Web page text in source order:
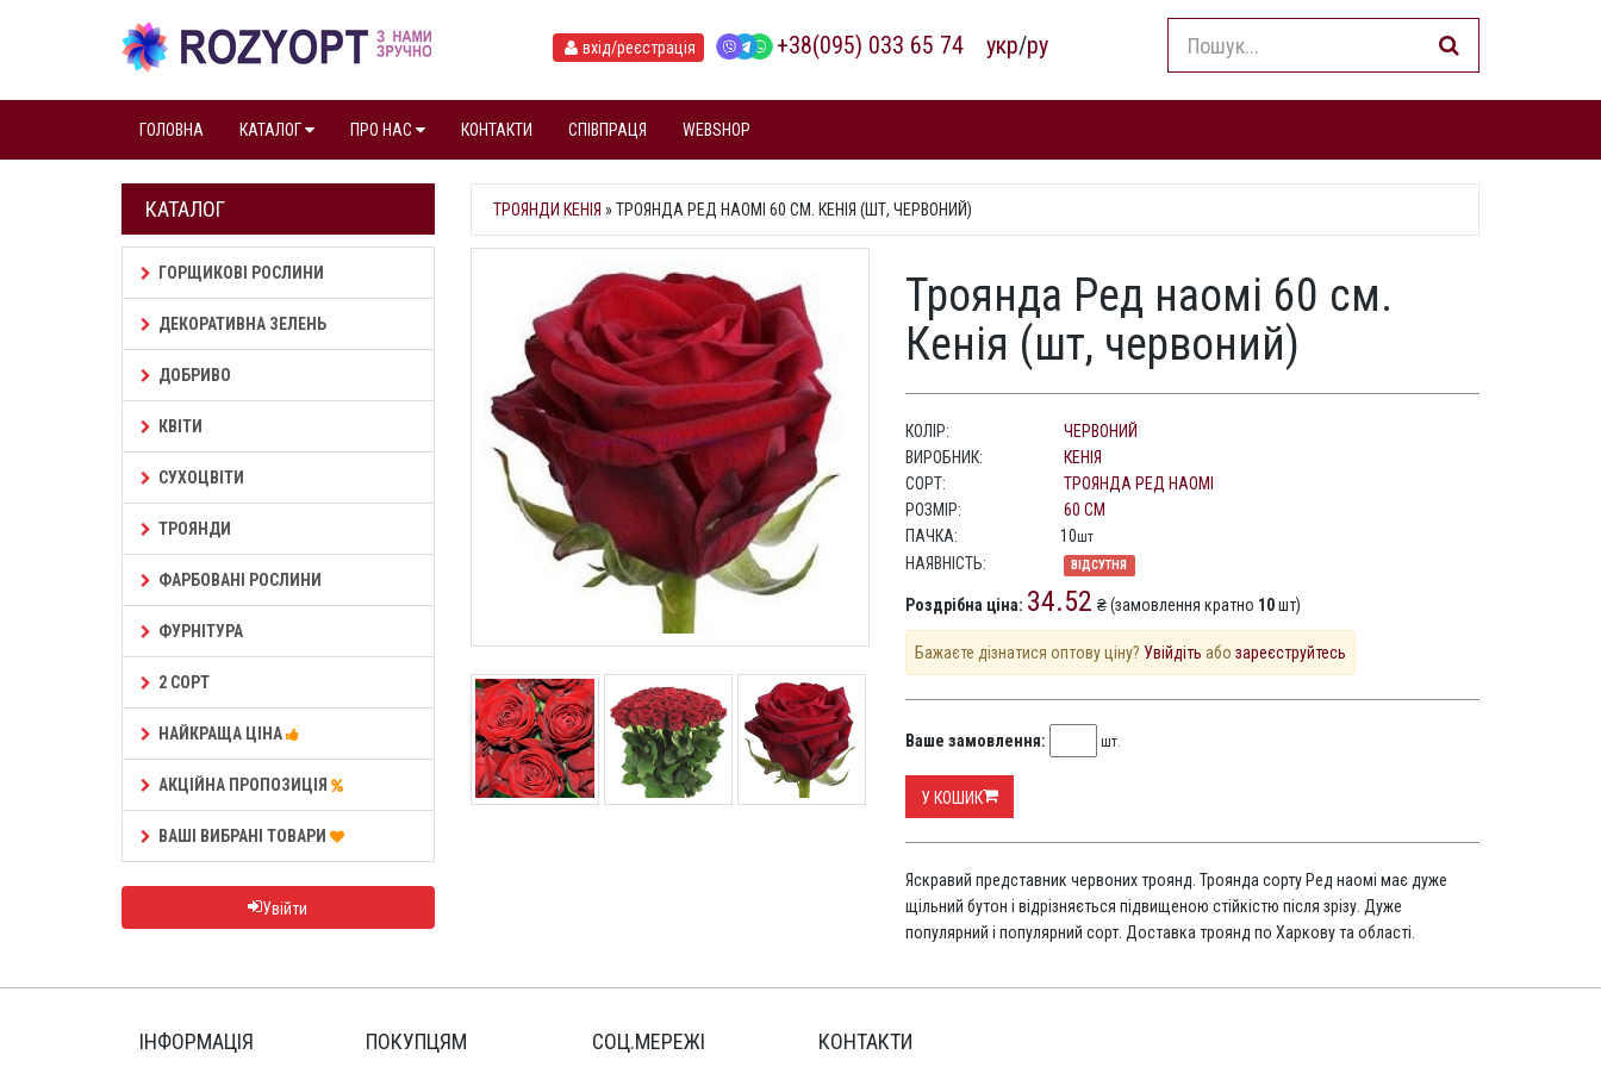
вхід/реєстрація +38(095) 033 65 74 укр/ру
ГОЛОВНА КАТАЛОГ ПРО НАС КОНТАКТИ СПІВПРАЦЯ WEBSHOP
КАТАЛОГ
ГОРЩИКОВІ РОСЛИНИ
ДЕКОРАТИВНА ЗЕЛЕНЬ
ДОБРИВО
КВІТИ
СУХОЦВІТИ
ТРОЯНДИ
ФАРБОВАНІ РОСЛИНИ
ФУРНІТУРА
2 СОРТ
НАЙКРАЩА ЦІНА
АКЦІЙНА ПРОПОЗИЦІЯ
ВАШІ ВИБРАНІ ТОВАРИ
Увійти
ТРОЯНДИ КЕНІЯ »ТРОЯНДА РЕД НАОМІ 60 СМ. КЕНІЯ (ШТ, ЧЕРВОНИЙ)
Троянда Ред наомі 60 см.
Кенія (шт, червоний)
КОЛІР:
ЧЕРВОНИЙ
ВИРОБНИК:
КЕНІЯ
СОРТ:
ТРОЯНДА РЕД НАОМІ
РОЗМІР:
60 СМ
ПАЧКА:
10шт
НАЯВНІСТЬ: ВІДСУТНЯ
Роздрібна ціна: 34.52 ₴ (замовлення кратно 10шт)
Бажаєте дізнатися оптову ціну? Увійдіть абозареєструйтесь
Ваше замовлення: шт.
У КОШИК
Яскравий представник червоних троянд. Троянда сорту Ред наомі має дуже
щільний бутон і відрізняється підвищеною стійкістю після зрізу. Дуже
популярний і популярний сорт. Доставка троянд по Харкову та області.
ІНФОРМАЦІЯ ПОКУПЦЯМ СОЦ.МЕРЕЖІ КОНТАКТИ